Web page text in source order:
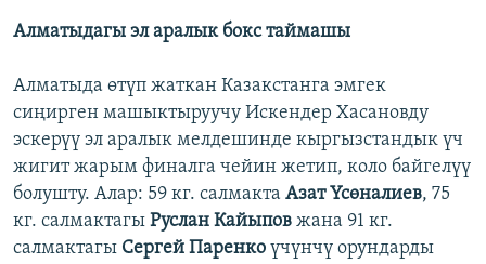
Алматыдагы эл аралык бокс таймашы
Алматыда өтүп жаткан Казакстанга эмгек
сиңирген машыктыруучу Искендер Хасановду
эскерүү эл аралык мелдешинде кыргызстандык үч
жигит жарым финалга чейин жетип, коло байгелүү
болушту. Алар: 59 кг. салмакта Азат Үсөналиев, 75
кг. салмактагы Руслан Кайыпов жана 91 кг.
салмактагы Сергей Паренко үчүнчү орундарды